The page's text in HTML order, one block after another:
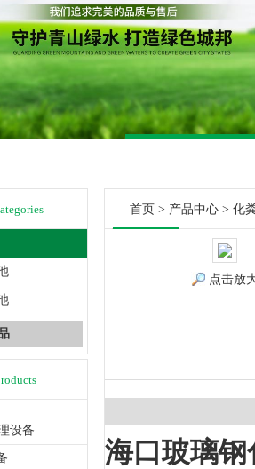
设备
首页 > 产品中心 > 化
点击放
海口玻璃